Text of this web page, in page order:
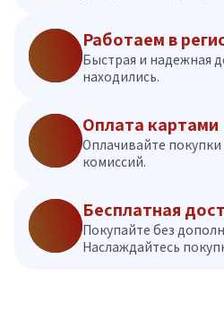
Работаем в
Быстрая и надежная
находились.
Оплата картами
Оплачивайте
комиссий.
Бесплатная
Покупайте без
Наслаждайтесь